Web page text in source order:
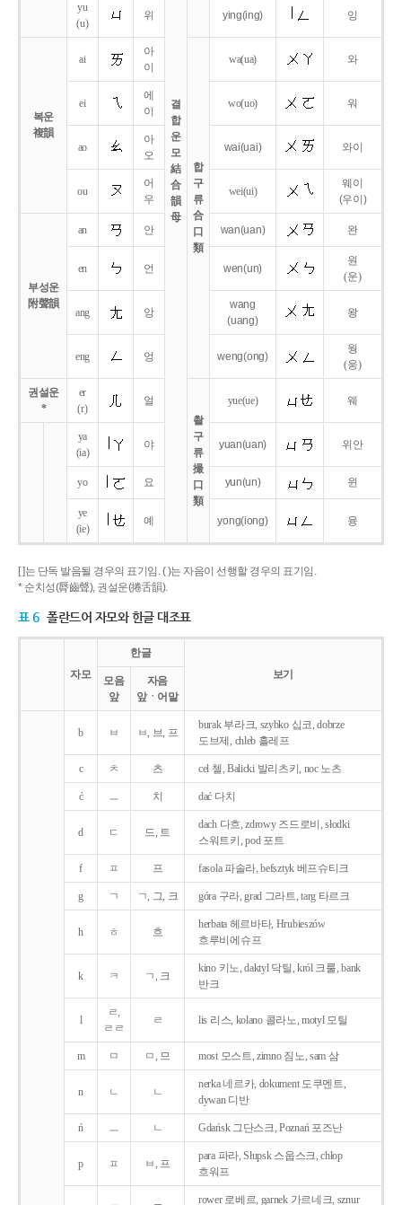
결
합
운
모
結
合
韻
母
yu
(u)
위 ying(ing) 잉
복운
複韻
ai
아
이
합
구
류
合
口
類
wa(ua) 와
ei
에
이
wo(uo) 워
ao
아
오
wai(uai) 와이
ou
어
우
wei(ui)
웨이
(우이)
부성운
附聲韻
an 안 wan(uan) 완
en 언 wen(un)
원
(운)
ang 앙
wang
(uang)
왕
eng 엉 weng(ong)
웡
(웅)
권설운
*
er
(r)
얼
촬
구
류
撮
口
類
yue(ue) 웨
ya
(ia)
야 yuan(uan) 위안
yo 요 yun(un) 윈
ye
(ie)
예 yong(iong) 융
[ ]는 단독 발음될 경우의 표기임. ( )는 자음이 선행할 경우의 표기임.
* 순치성(脣齒聲), 권설운(捲舌韻).
표 6 폴란드어 자모와 한글 대조표
자모
한글
보기
모음
앞
자음
앞ㆍ어말
b ㅂ ㅂ, 브, 프
burak 부라크, szybko 십코, dobrze
도브제, chleb 흘레프
c ㅊ 츠 cel 첼, Balicki 발리츠키, noc 노츠
ć ㅡ 치 dać 다치
d ㄷ 드, 트
dach 다흐, zdrowy 즈드로비, słodki
스워트키, pod 포트
f ㅍ 프 fasola 파솔라, befsztyk 베프슈티크
g ㄱ ㄱ, 그, 크 góra 구라, grad 그라트, targ 타르크
h ㅎ 흐
herbata 헤르바타, Hrubieszów
흐루비에슈프
k ㅋ ㄱ, 크
kino 키노, daktyl 닥틸, król 크룰, bank
반크
l
ㄹ,
ㄹㄹ
ㄹ lis 리스, kolano 콜라노, motyl 모틸
m ㅁ ㅁ, 므 most 모스트, zimno 짐노, sam 삼
n ㄴ ㄴ
nerka 네르카, dokument 도쿠멘트,
dywan 디반
ń ㅡ ㄴ Gdańsk 그단스크, Poznań 포즈난
p ㅍ ㅂ, 프
para 파라, Słupsk 스웁스크, chłop
흐워프
rower 로베르, garnek 가르네크, sznur